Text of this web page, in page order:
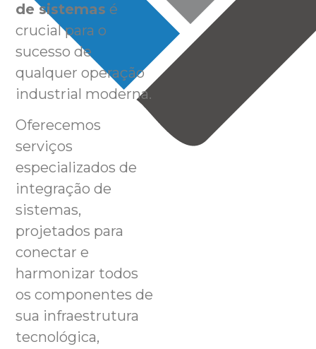
de sistemas é
crucial para o
sucesso de
qualquer operação
industrial moderna.
Oferecemos
serviços
especializados de
integração de
sistemas,
projetados para
conectar e
harmonizar todos
os componentes de
sua infraestrutura
tecnológica,